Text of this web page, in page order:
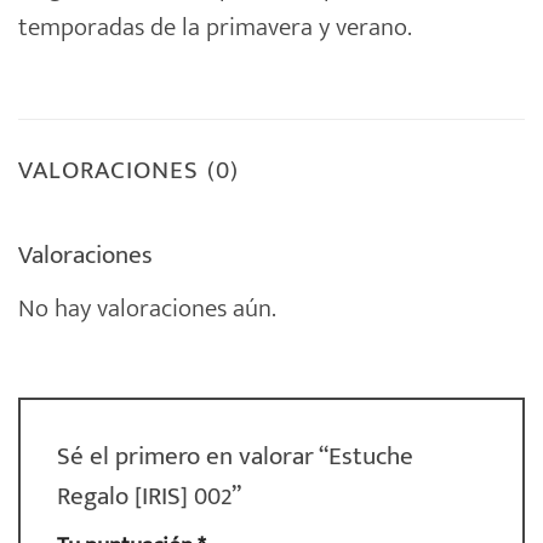
temporadas de la primavera y verano.
VALORACIONES (0)
Valoraciones
No hay valoraciones aún.
Sé el primero en valorar “Estuche
Regalo [IRIS] 002”